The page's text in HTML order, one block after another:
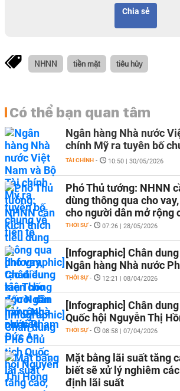
Chia sẻ
NHNN tiền mặt tiêu hủy
Có thể bạn quan tâm
Ngân hàng Nhà nước
chính Mỹ ra tuyên bố
TÀI CHÍNH - 10:50 | 30/05/2026
Phó Thủ tướng: NHNN
dùng thông qua cho
cho người dân mở rộng
THỜI SỰ - 07:26 | 28/05/2026
[Infographic] Chân
Ngân hàng Nhà nước
THỜI SỰ - 12:21 | 08/04/2026
[Infographic] Chân
Quốc hội Nguyễn Thị
THỜI SỰ - 08:58 | 07/04/2026
Mặt bằng lãi suất tăng
biết sẽ xử lý nghiêm
định lãi suất